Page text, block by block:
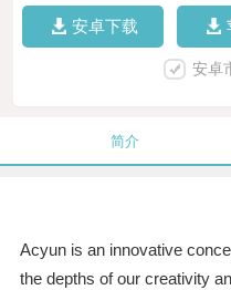
安卓下载
安卓
简介
Acyun is an innovative
the depths of our creativity